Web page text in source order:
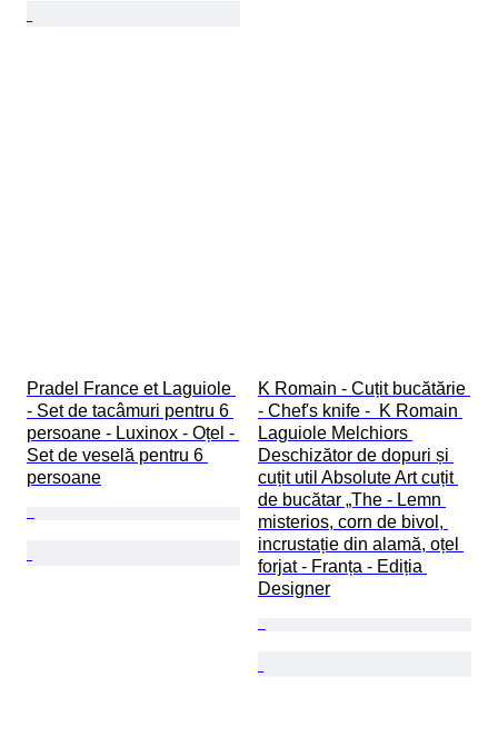
Pradel France et Laguiole
- Set de tacâmuri pentru 6
persoane - Luxinox - Oțel -
Set de veselă pentru 6
persoane
K Romain - Cuțit bucătărie
- Chef's knife -  K Romain
Laguiole Melchiors
Deschizător de dopuri și
cuțit util Absolute Art cuțit
de bucătar „The - Lemn
misterios, corn de bivol,
incrustație din alamă, oțel
forjat - Franța - Ediția
Designer